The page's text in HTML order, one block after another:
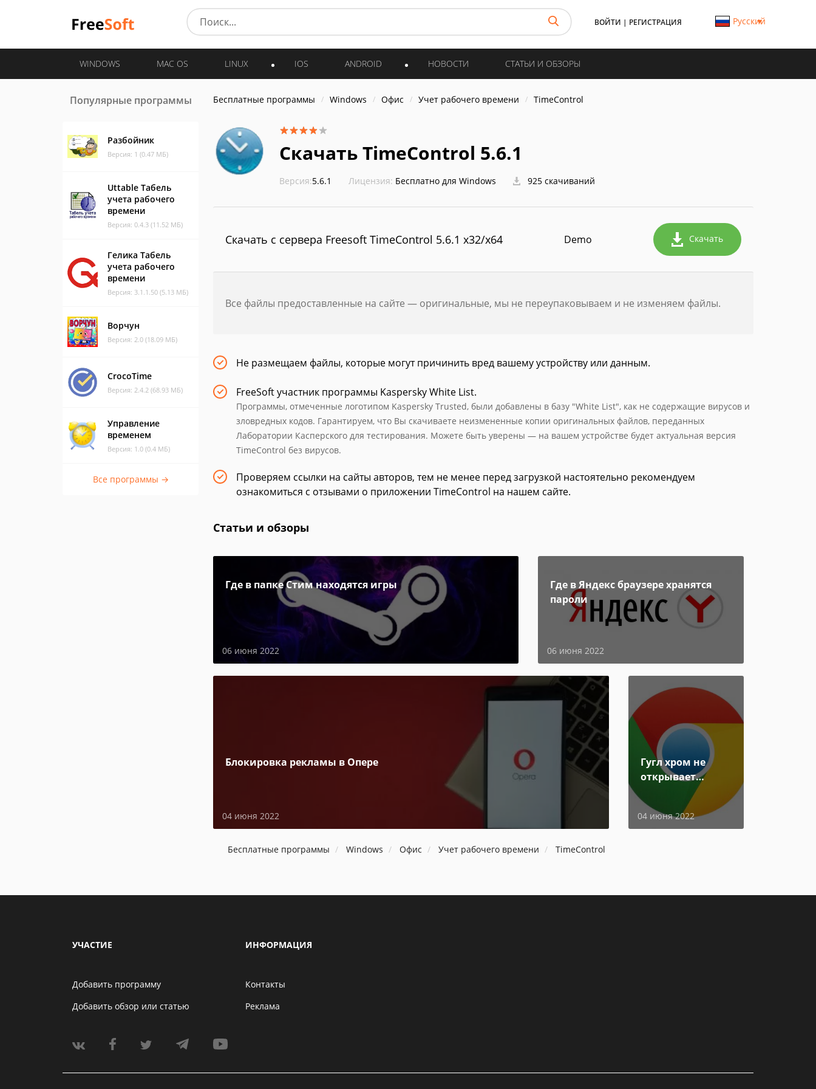
ВОЙТИ | РЕГИСТРАЦИЯ Русский
WINDOWS MAC OS LINUX IOS ANDROID НОВОСТИ СТАТЬИ И ОБЗОРЫ
Популярные программы
Разбойник
Версия: 1 (0.47 МБ)
Uttable Табель
учета рабочего
времени
Версия: 0.4.3 (11.52 МБ)
Гелика Табель
учета рабочего
времени
Версия: 3.1.1.50 (5.13 МБ)
Ворчун
Версия: 2.0 (18.09 МБ)
CrocoTime
Версия: 2.4.2 (68.93 МБ)
Управление
временем
Версия: 1.0 (0.4 МБ)
Все программы →
Бесплатные программы Windows Офис Учет рабочего времени TimeControl
Скачать TimeControl 5.6.1
Версия:5.6.1 Лицензия: Бесплатно для Windows 925 скачиваний
Скачать с сервера Freesoft TimeControl 5.6.1 x32/x64 Demo Скачать
Все файлы предоставленные на сайте — оригинальные, мы не переупаковываем и не изменяем файлы.
Не размещаем файлы, которые могут причинить вред вашему устройству или данным.
FreeSoft участник программы Kaspersky White List.
Программы, отмеченные логотипом Kaspersky Trusted, были добавлены в базу "White List", как не содержащие вирусов и
зловредных кодов. Гарантируем, что Вы скачиваете неизмененные копии оригинальных файлов, переданных
Лаборатории Касперского для тестирования. Можете быть уверены — на вашем устройстве будет актуальная версия
TimeControl без вирусов.
Проверяем ссылки на сайты авторов, тем не менее перед загрузкой настоятельно рекомендуем
ознакомиться с отзывами о приложении TimeControl на нашем сайте.
Статьи и обзоры
Где в папке Стим находятся игры
06 июня 2022
Где в Яндекс браузере хранятся
пароли
06 июня 2022
Блокировка рекламы в Опере
04 июня 2022
Гугл хром не
открывает
04 июня 2022
Бесплатные программы Windows Офис Учет рабочего времени TimeControl
УЧАСТИЕ
Добавить программу
Добавить обзор или статью
ИНФОРМАЦИЯ
Контакты
Реклама